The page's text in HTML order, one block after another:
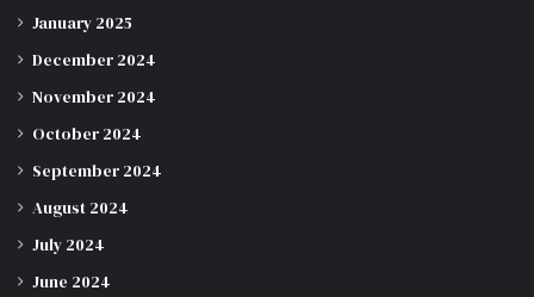
January 2025
December 2024
November 2024
October 2024
September 2024
August 2024
July 2024
June 2024